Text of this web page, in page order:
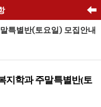
특별반(토요일) 모집안내
지학과 주말특별반(토